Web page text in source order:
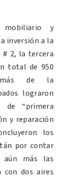
y
inversión a la
# 2, la tercera
total de 950
de la
lograron
“primera
y reparación
los
por contar
aún más las
con dos aires